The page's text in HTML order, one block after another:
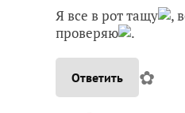
Я все в рот тащу
,
проверяю
.
Ответить ✿